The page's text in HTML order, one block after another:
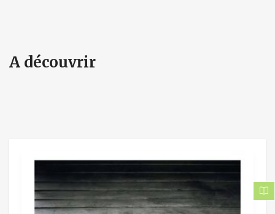
A découvrir